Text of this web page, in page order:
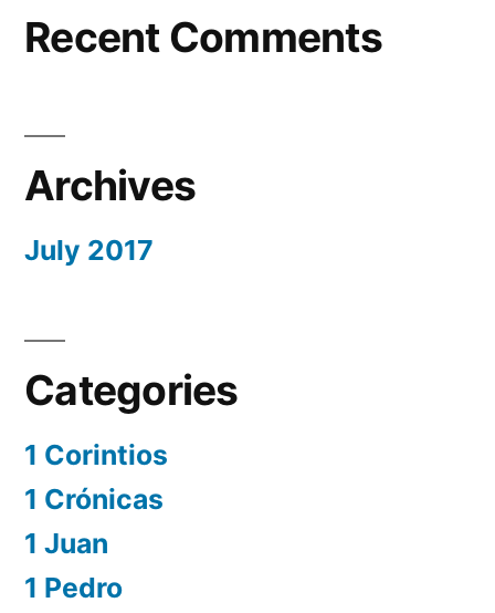
Recent Comments
Archives
July 2017
Categories
1 Corintios
1 Crónicas
1 Juan
1 Pedro